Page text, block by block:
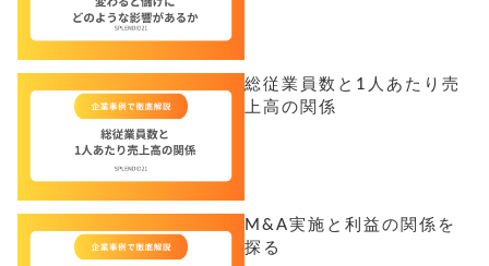
総従業員数と1人あたり売
上高の関係
M&A実施と利益の関係を
探る